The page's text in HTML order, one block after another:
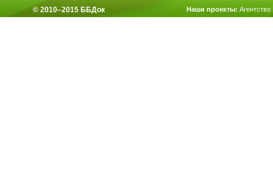
© 2010–2015 ББДок
Наши проекты: